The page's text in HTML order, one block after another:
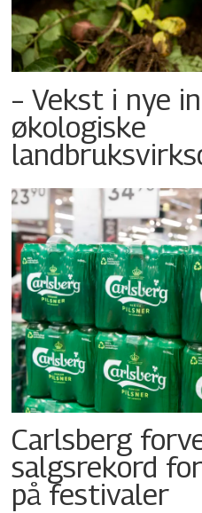
– Vekst i nye
økologiske
Carlsberg
salgsrekord
på festivaler